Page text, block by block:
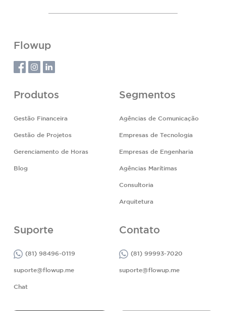
Flowup
Produtos
Gestão Financeira
Gestão de Projetos
Gerenciamento de Horas
Blog
Segmentos
Agências de Comunicação
Empresas de Tecnologia
Empresas de Engenharia
Agências Marítimas
Consultoria
Arquitetura
Suporte
(81) 98496-0119
suporte@flowup.me
Chat
Contato
(81) 99993-7020
suporte@flowup.me